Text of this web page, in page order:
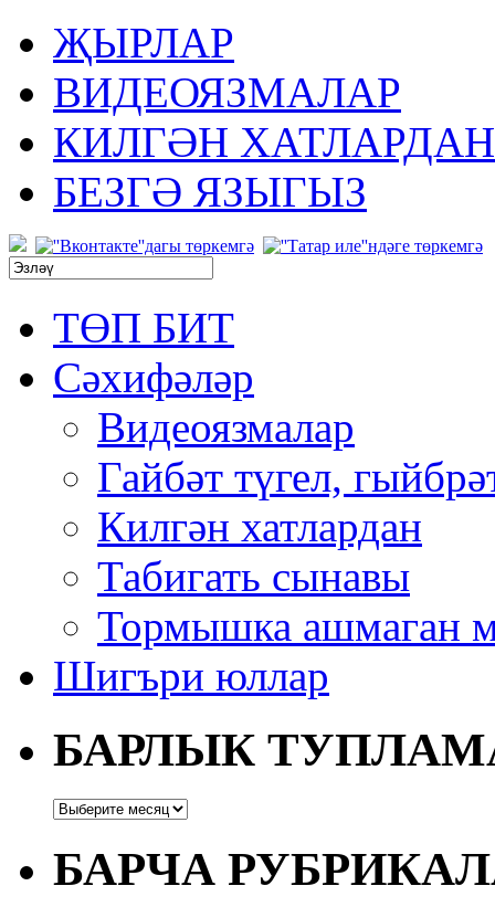
ҖЫРЛАР
ВИДЕОЯЗМАЛАР
КИЛГӘН ХАТЛАРДАН
БЕЗГӘ ЯЗЫГЫЗ
ТӨП БИТ
Сәхифәләр
Видеоязмалар
Гайбәт түгел,
Килгән хатлардан
Табигать сынавы
Тормышка ашмаган
Шигъри юллар
БАРЛЫК
БАРЧА